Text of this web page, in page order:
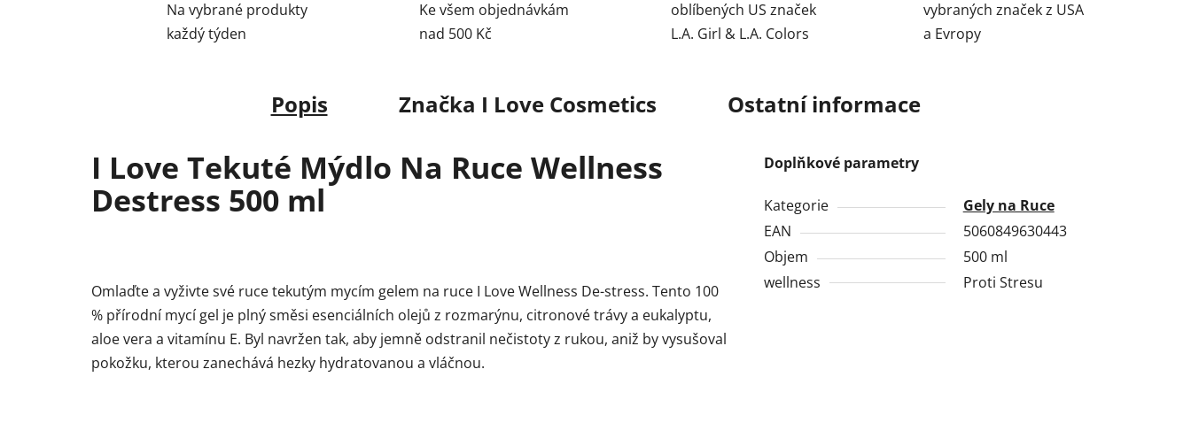
Na vybrané produkty
každý týden
Ke všem objednávkám
nad 500 Kč
oblíbených US značek
L.A. Girl & L.A. Colors
vybraných značek z USA
a Evropy
Popis Značka I Love Cosmetics Ostatní informace
I Love Tekuté Mýdlo Na Ruce Wellness
Destress 500 ml
Omlaďte a vyživte své ruce tekutým mycím gelem na ruce I Love Wellness De-stress. Tento 100
% přírodní mycí gel je plný směsi esenciálních olejů z rozmarýnu, citronové trávy a eukalyptu,
aloe vera a vitamínu E. Byl navržen tak, aby jemně odstranil nečistoty z rukou, aniž by vysušoval
pokožku, kterou zanechává hezky hydratovanou a vláčnou.
Doplňkové parametry
Kategorie
Gely na Ruce
EAN
5060849630443
Objem
500 ml
wellness
Proti Stresu